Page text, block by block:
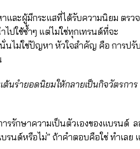
และผู้มีกระแสที่ได้รับความนิยม ตรวจ
ไปใช้ซ้ำๆ แต่ไม่ใช่ทุกเทรนด์ที่จะ
ไม่ใช่ปัญหา หัวใจสำคัญ คือ การปรับ
นรำยอดนิยมให้กลายเป็นกิจวัตรการ
รรักษาความเป็นตัวเองของแบรนด์ ล
รนด์หรือไม่” ถ้าคำตอบคือใช่ ทำเลย